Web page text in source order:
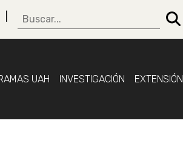
UAH INVESTIGACIÓN EXTENSIÓN